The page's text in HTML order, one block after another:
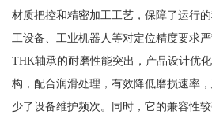
材质把控和精密加工工艺，保障了运行
工设备、工业机器人等对定位精度要求严
THK轴承的耐磨性能突出，产品设计优
构，配合润滑处理，有效降低磨损速率
少了设备维护频次。同时，它的兼容性